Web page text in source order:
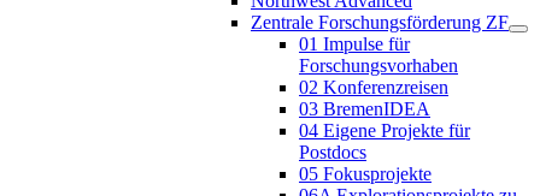
Zentrale Forschungsförderung ZF
01 Impulse für
Forschungsvorhaben
02 Konferenzreisen
03 BremenIDEA
04 Eigene Projekte für
Postdocs
05 Fokusprojekte